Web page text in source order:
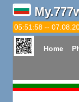
05:51:59 --
Home